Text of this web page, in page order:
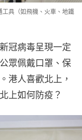
具（如飛機、火車、地鐵
冠病毒呈現一定
眾佩戴口罩、保
港人喜歡北上，
上如何防疫？